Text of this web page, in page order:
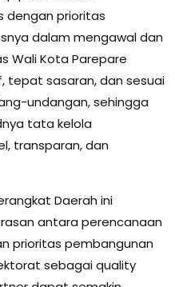
dengan prioritas
dalam mengawal dan
Wali Kota Parepare
tepat sasaran, dan sesuai
undangan, sehingga
tata kelola
transparan, dan
Daerah ini
antara perencanaan
prioritas pembangunan
sebagai quality